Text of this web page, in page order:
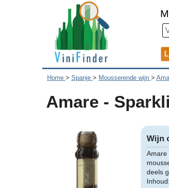
Home > Spanje > Mousserende wijn >
Amare -
Wijn
Amare
deels